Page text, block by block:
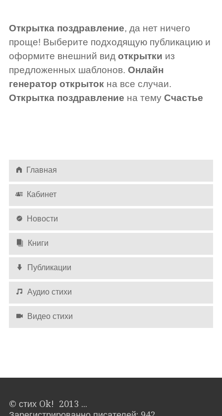
Открытка поздравление, да нет ничего
проще! Выберите подходящую публикацию и
оформите внешний вид открытки из
предложенных шаблонов. Онлайн
генератор открытокна все случаи.
Открытка поздравление на тему Счастье
Главная
Кабинет
Новости
Книги
Публикации
Аудио стихи
Видео стихи
© стих Ok! 2013 ...